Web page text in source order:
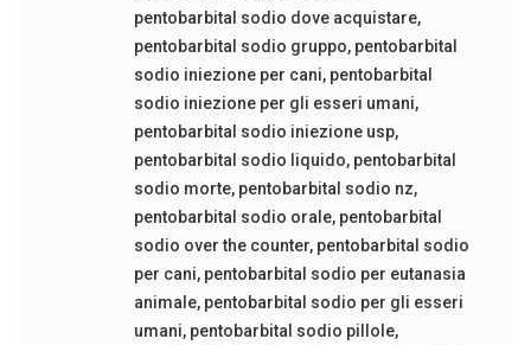
pentobarbital sodio dove acquistare,
pentobarbital sodio gruppo, pentobarbital
sodio iniezione per cani, pentobarbital
sodio iniezione per gli esseri umani,
pentobarbital sodio iniezione usp,
pentobarbital sodio liquido, pentobarbital
sodio morte, pentobarbital sodio nz,
pentobarbital sodio orale, pentobarbital
sodio over the counter, pentobarbital sodio
per cani, pentobarbital sodio per eutanasia
animale, pentobarbital sodio per gli esseri
umani, pentobarbital sodio pillole,